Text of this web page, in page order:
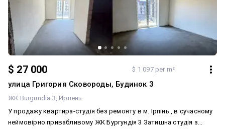
$ 27 000 $ 1 097 per m²
улица Григория Сковороды, Будинок 3
ЖК Burgundia 3 Ирпень
У продажу квартира-студія без ремонту в м. Ірпінь , в сучасному
неймовірно привабливому ЖК Бургундія 3 Затишна студія з